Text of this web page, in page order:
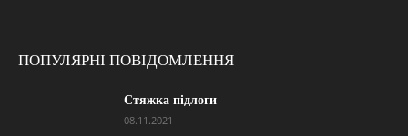
ПОПУЛЯРНІ ПОВІДОМЛЕННЯ
Стяжка підлоги
08.11.2021